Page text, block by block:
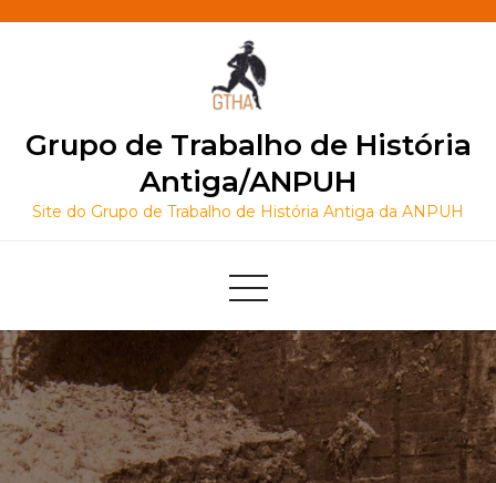
Grupo de Trabalho de História
Antiga/ANPUH
Site do Grupo de Trabalho de História Antiga da ANPUH